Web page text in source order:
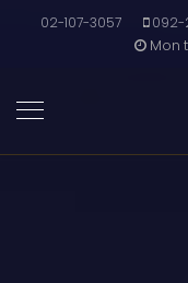
02-107-3057 092-
Mon